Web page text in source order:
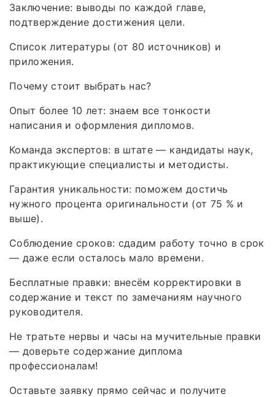
Заключение: выводы по каждой главе,
подтверждение достижения цели.
Список литературы (от 80 источников) и
приложения.
Почему стоит выбрать нас?
Опыт более 10 лет: знаем все тонкости
написания и оформления дипломов.
Команда экспертов: в штате — кандидаты наук,
практикующие специалисты и методисты.
Гарантия уникальности: поможем достичь
нужного процента оригинальности (от 75 % и
выше).
Соблюдение сроков: сдадим работу точно в срок
— даже если осталось мало времени.
Бесплатные правки: внесём корректировки в
содержание и текст по замечаниям научного
руководителя.
Не тратьте нервы и часы на мучительные правки
— доверьте содержание диплома
профессионалам!
Оставьте заявку прямо сейчас и получите